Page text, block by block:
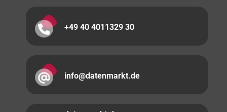
+49 40 4011329 30
info@datenmarkt.de